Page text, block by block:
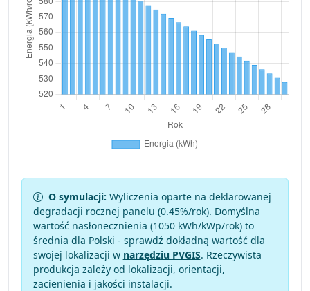
O symulacji: Wyliczenia oparte na deklarowanej
degradacji rocznej panelu (0.45%/rok). Domyślna
wartość nasłonecznienia (1050 kWh/kWp/rok) to
średnia dla Polski - sprawdź dokładną wartość dla
swojej lokalizacji w narzędziu PVGIS. Rzeczywista
produkcja zależy od lokalizacji, orientacji,
zacienienia i jakości instalacji.